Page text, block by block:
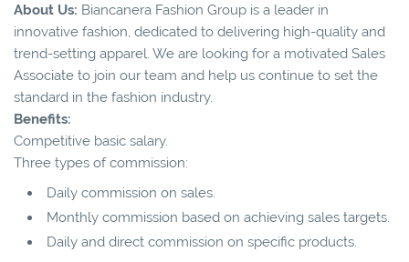
About Us: Biancanera Fashion Group is a leader in
innovative fashion, dedicated to delivering high-quality and
trend-setting apparel. We are looking for a motivated Sales
Associate to join our team and help us continue to set the
standard in the fashion industry.
Benefits:
Competitive basic salary.
Three types of commission:
Daily commission on sales.
Monthly commission based on achieving sales targets.
Daily and direct commission on specific products.